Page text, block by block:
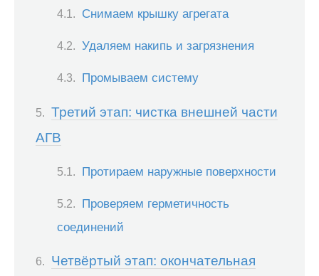
Снимаем крышку агрегата
Удаляем накипь и загрязнения
Промываем систему
Третий этап: чистка внешней части
АГВ
Протираем наружные поверхности
Проверяем герметичность
соединений
Четвёртый этап: окончательная